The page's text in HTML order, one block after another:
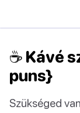
☕ Kávé
puns}
Szükséged